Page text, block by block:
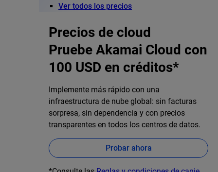
Ver todos los precios
Precios de cloud
Pruebe Akamai Cloud con
100 USD en créditos*
Implemente más rápido con una
infraestructura de nube global: sin facturas
sorpresa, sin dependencia y con precios
transparentes en todos los centros de datos.
Probar ahora